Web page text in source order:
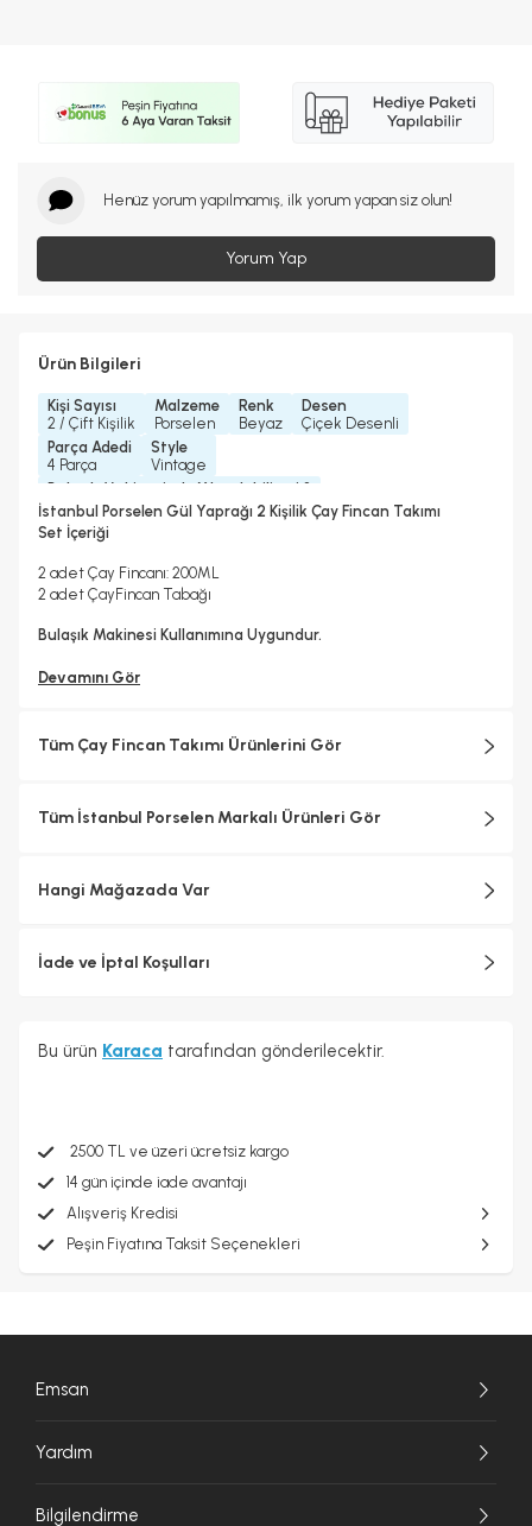
Henüz yorum yapılmamış, ilk yorum yapan siz olun!
Yorum Yap
Ürün Bilgileri
Kişi Sayısı
2 / Çift Kişilik
Malzeme
Porselen
Renk
Beyaz
Desen
Çiçek Desenli
Parça Adedi
4 Parça
Style
Vintage
Bulaşık Makinesinde Yıkanılabilir mi ?
Bulaşık Makinesinde Yıkanılabilir
Mikrodalgada Kullanılabilir
Evet
Bardak/ Fincan Kapasitesi
Standart
İstanbul Porselen Gül Yaprağı 2 Kişilik Çay Fincan Takımı
Set İçeriği
2 adet Çay Fincanı: 200ML
2 adet ÇayFincan Tabağı
Bulaşık Makinesi Kullanımına Uygundur.
Devamını Gör
Tüm Çay Fincan Takımı Ürünlerini Gör
Tüm İstanbul Porselen Markalı Ürünleri Gör
Hangi Mağazada Var
İade ve İptal Koşulları
Bu ürün Karaca tarafından gönderilecektir.
2500 TL ve üzeri ücretsiz kargo
14 gün içinde iade avantajı
Alışveriş Kredisi
Peşin Fiyatına Taksit Seçenekleri
Emsan
Yardım
Bilgilendirme